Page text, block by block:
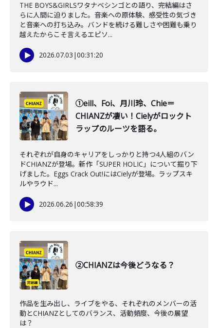
THE BOYS&GIRLSワタナベシンゴとの語り、完結編はさ
らに人間に迫りました。音楽への原体験、感受性の気づき
と音楽への打ち込み。バンドを続ける難しさや困難も乗り
越えたからこそ言えるエピソ...
2026.07.03 |00:31:20
①eill、Foi、月川玲、Chie＝
CHIANZが凄い！Cielyがロックト
ラップのルーツを語る。
それぞれが自身のキャリアをしっかりと持つ4人組のバン
ドCHIANZが登場。新作「SUPER HOLIC」について掘り下
げました。Eggs Crack Out!にはCielyが登場。ラップスキ
ルやラウド...
2026.06.26 |00:58:39
②CHIANZは今後どうなる？
作品を生み出し、ライブをやる、それぞれのメンバーの活
動とCHIANZとしてのバランス、活動頻度、今後の展望
は？